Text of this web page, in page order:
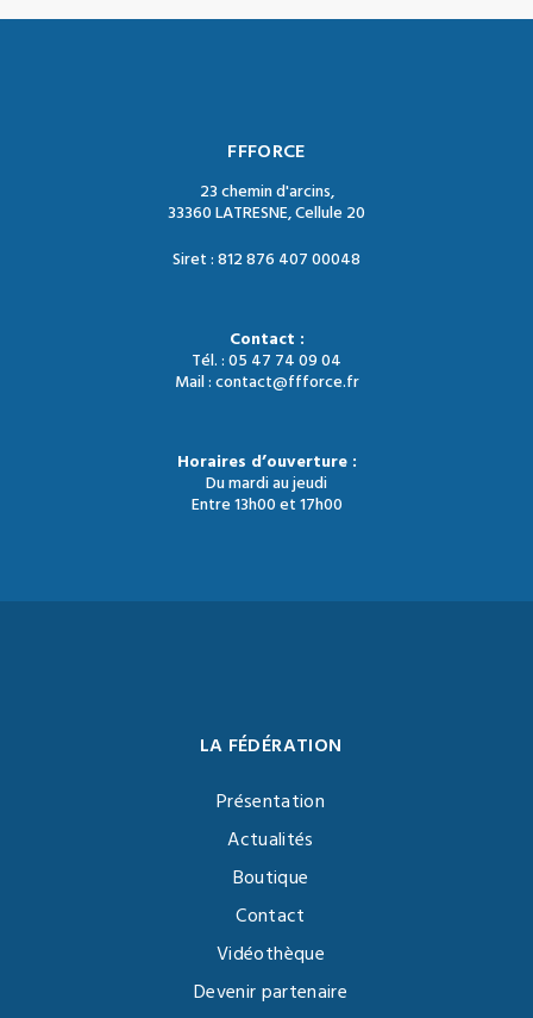
FFFORCE
23 chemin d'arcins,
33360 LATRESNE, Cellule 20
Siret : 812 876 407 00048
Contact :
Tél. : 05 47 74 09 04
Mail : contact@ffforce.fr
Horaires d’ouverture :
Du mardi au jeudi
Entre 13h00 et 17h00
LA FÉDÉRATION
Présentation
Actualités
Boutique
Contact
Vidéothèque
Devenir partenaire